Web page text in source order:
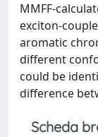
MMFF-
exciton-
aromatic
different
could be
difference
Scheda